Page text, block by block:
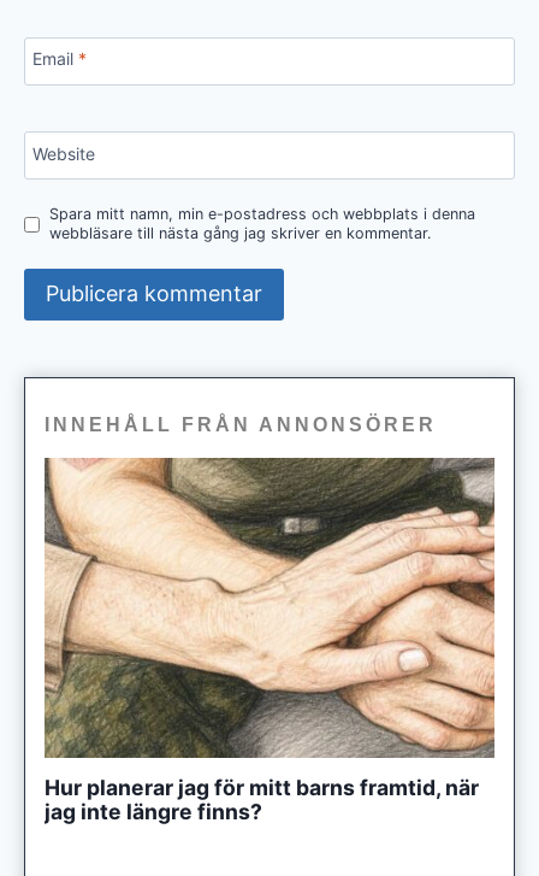
Email *
Website
Spara mitt namn, min e-postadress och webbplats i denna
webbläsare till nästa gång jag skriver en kommentar.
INNEHÅLL FRÅN ANNONSÖRER
Hur planerar jag för mitt barns framtid, när
jag inte längre finns?